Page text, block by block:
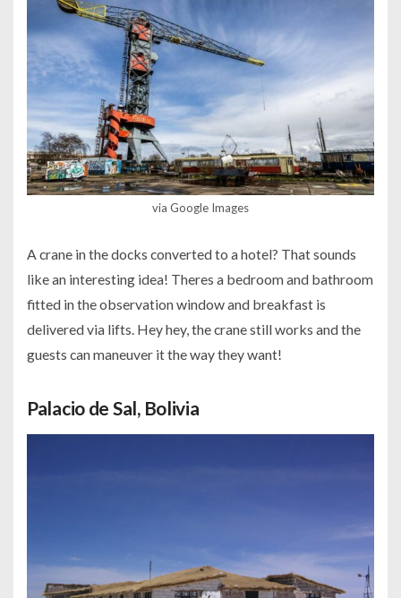
via Google Images
A crane in the docks converted to a hotel? That sounds
like an interesting idea! Theres a bedroom and bathroom
fitted in the observation window and breakfast is
delivered via lifts. Hey hey, the crane still works and the
guests can maneuver it the way they want!
Palacio de Sal, Bolivia